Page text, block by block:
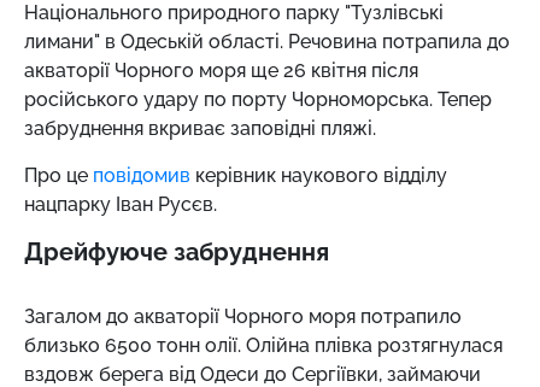
Національного природного парку "Тузлівські
лимани" в Одеській області. Речовина потрапила до
акваторії Чорного моря ще 26 квітня після
російського удару по порту Чорноморська. Тепер
забруднення вкриває заповідні пляжі.
Про це повідомив керівник наукового відділу
нацпарку Іван Русєв.
Дрейфуюче забруднення
Загалом до акваторії Чорного моря потрапило
близько 6500 тонн олії. Олійна плівка розтягнулася
вздовж берега від Одеси до Сергіївки, займаючи